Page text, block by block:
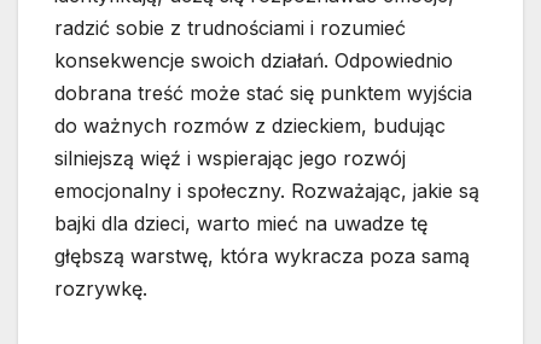
radzić sobie z trudnościami i rozumieć
konsekwencje swoich działań. Odpowiednio
dobrana treść może stać się punktem wyjścia
do ważnych rozmów z dzieckiem, budując
silniejszą więź i wspierając jego rozwój
emocjonalny i społeczny. Rozważając, jakie są
bajki dla dzieci, warto mieć na uwadze tę
głębszą warstwę, która wykracza poza samą
rozrywkę.